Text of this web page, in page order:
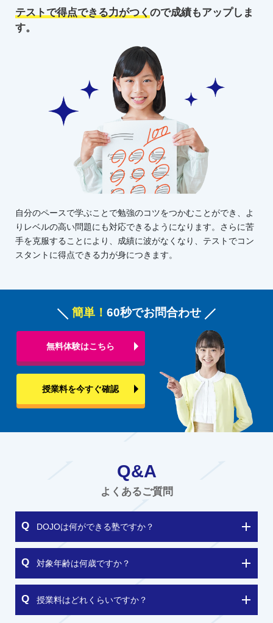
テストで得点できる力がつくので成績もアップしま
す。
自分のペースで学ぶことで勉強のコツをつかむことができ、よ
りレベルの高い問題にも対応できるようになります。さらに苦
手を克服することにより、成績に波がなくなり、テストでコン
スタントに得点できる力が身につきます。
簡単！ 60秒でお問合わせ
無料体験はこちら
授業料を今すぐ確認
Q&A
よくあるご質問
DOJOは何ができる塾ですか？
対象年齢は何歳ですか？
授業料はどれくらいですか？